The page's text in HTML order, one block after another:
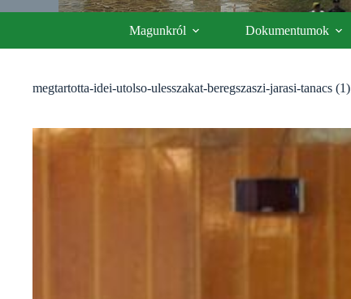
Magunkról Dokumentumok
megtartotta-idei-utolso-ulesszakat-beregszaszi-jarasi-tanacs (1)